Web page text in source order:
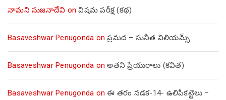
నామని సుజనాదేవి onవిషమ పరీక్ష (క‌థ‌)
Basaveshwar Penugonda onప్రమద – సునీత విలియమ్స్
Basaveshwar Penugonda onఅతని ప్రియురాలు (కవిత)
Basaveshwar Penugonda onఈ తరం నడక-14- ఉలిపికట్టెలు –